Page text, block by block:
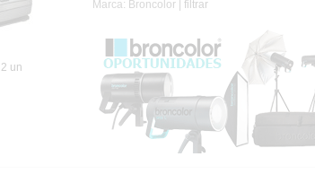
2 un
Marca: Broncolor | filtrar